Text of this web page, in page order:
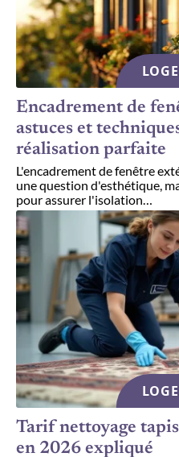
Encadrement de
astuces et
réalisation parfaite
L'encadrement de fenêtre
une question d'esthétique,
pour assurer l'isolation…
Tarif nettoyage
en 2026 expliqué